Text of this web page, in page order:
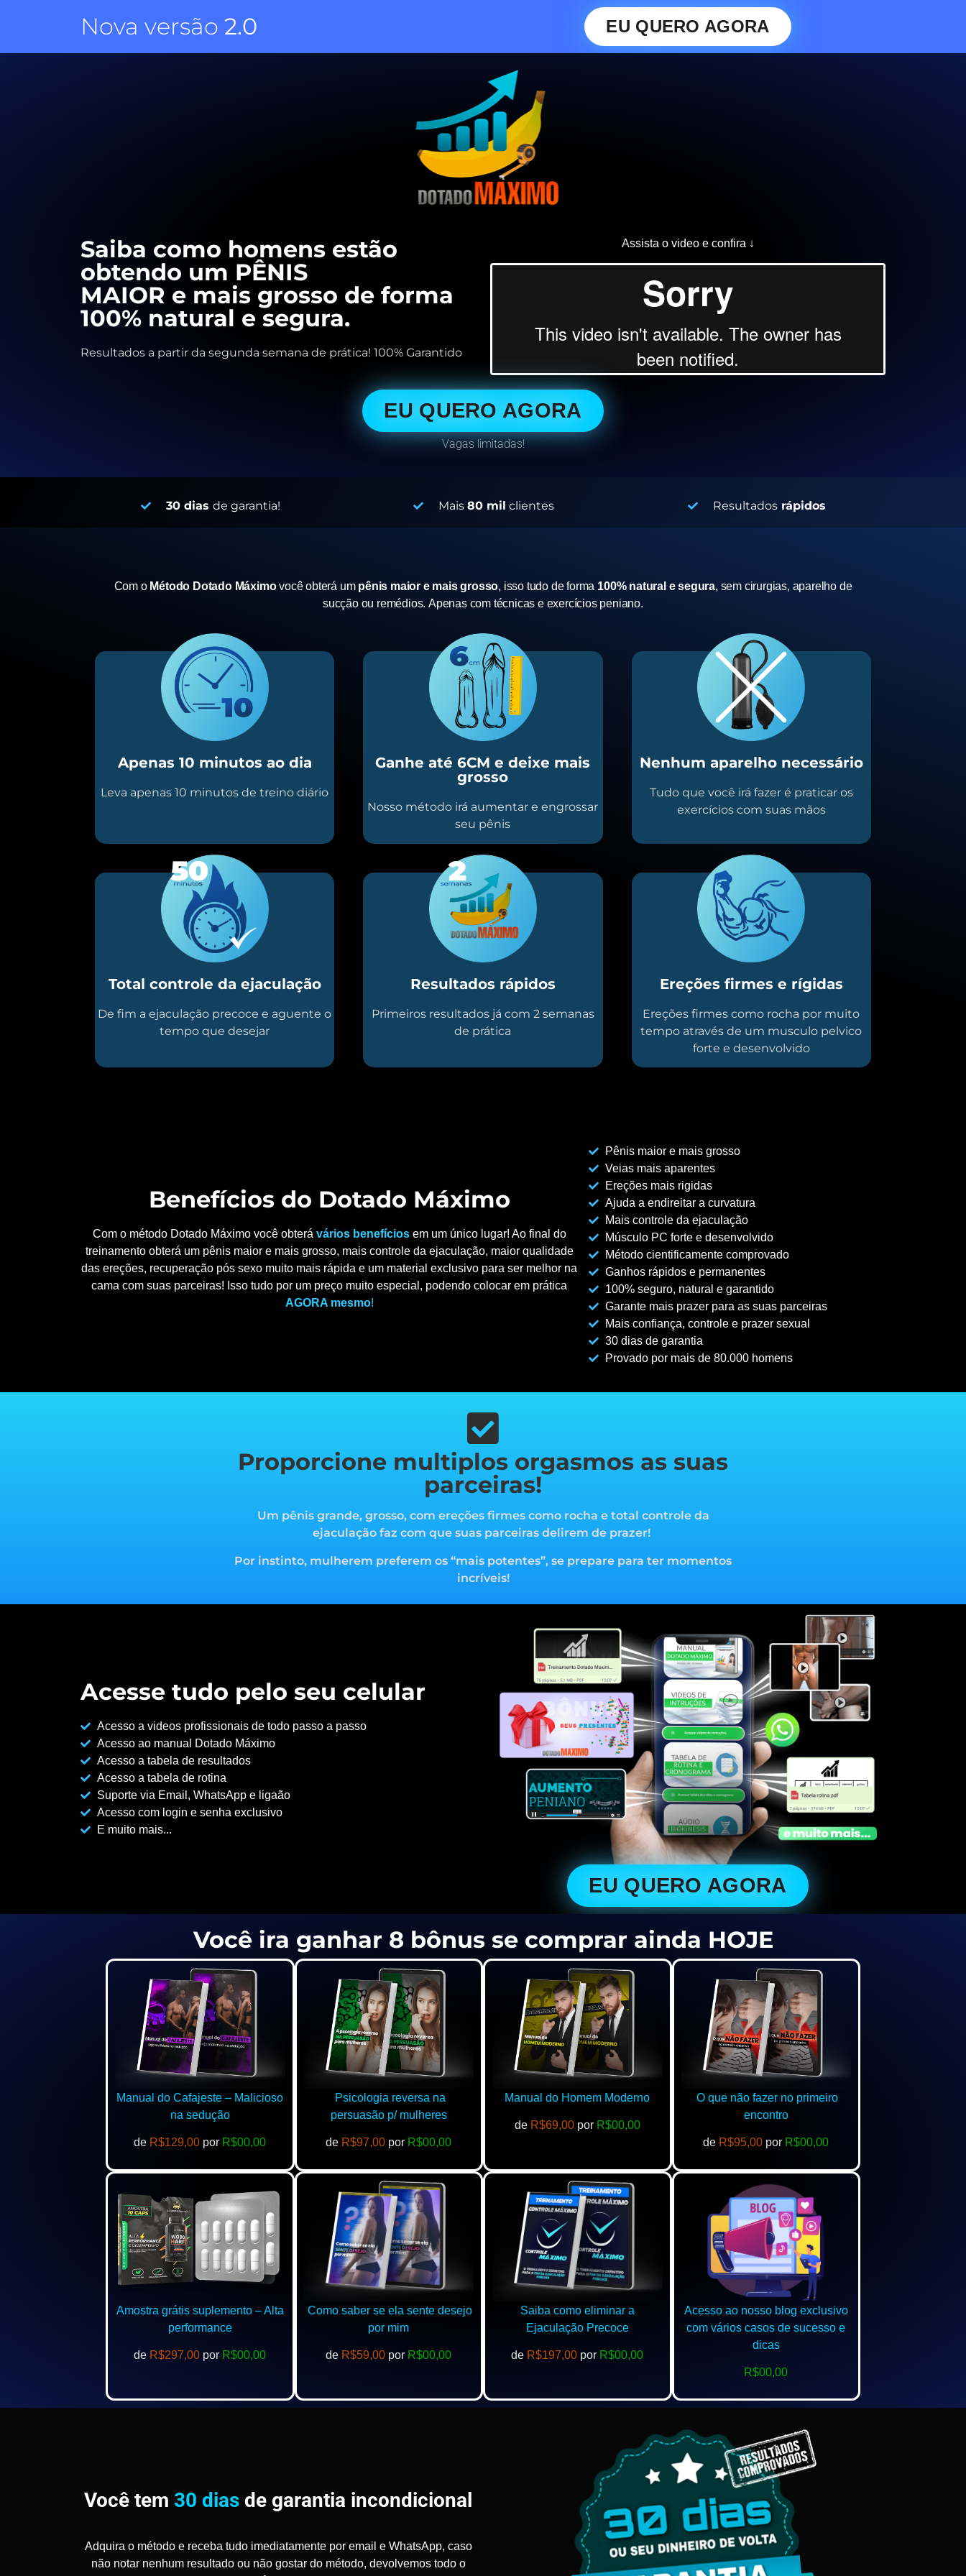
Nova versão 2.0 EU QUERO AGORA
Saiba como homens estão
obtendo um PÊNIS
MAIOR e mais grosso de forma
100% natural e segura.
Resultados a partir da segunda semana de prática! 100% Garantido
Assista o video e confira ↓
EU QUERO AGORA
Vagas limitadas!
30 dias de garantia! Mais 80 mil clientes Resultadosrápidos
Com o Método Dotado Máximovocê obterá um pênis maior e mais grosso, isso tudo de forma 100% natural e segura, sem cirurgias, aparelho de
sucção ou remédios.Apenas com técnicas e exercícios peniano.
Apenas 10 minutos ao dia
Leva apenas 10 minutos de treino diário
Ganhe até 6CM e deixe mais
grosso
Nosso método irá aumentar e engrossar
seu pênis
Nenhum aparelho necessário
Tudo que você irá fazer é praticar os
exercícios com suas mãos
Total controle da ejaculação
De fim a ejaculação precoce e aguente o
tempo que desejar
Resultados rápidos
Primeiros resultados já com 2 semanas
de prática
Ereções firmes e rígidas
Ereções firmes como rocha por muito
tempo através de um musculo pelvico
forte e desenvolvido
Benefícios do Dotado Máximo
Com o método Dotado Máximo você obterá vários benefíciosem um único lugar! Ao final do
treinamento obterá um pênis maior e mais grosso, mais controle da ejaculação, maior qualidade
das ereções, recuperação pós sexo muito mais rápida e um material exclusivo para ser melhor na
cama com suas parceiras! Isso tudo por um preço muito especial, podendo colocar em prática
AGORA mesmo!
Pênis maior e mais grosso
Veias mais aparentes
Ereções mais rigidas
Ajuda a endireitar a curvatura
Mais controle da ejaculação
Músculo PC forte e desenvolvido
Método cientificamente comprovado
Ganhos rápidos e permanentes
100% seguro, natural e garantido
Garante mais prazer para as suas parceiras
Mais confiança, controle e prazer sexual
30 dias de garantia
Provado por mais de 80.000 homens
Proporcione multiplos orgasmos as suas
parceiras!
Um pênis grande, grosso, com ereções firmes como rocha e total controle da
ejaculação faz com que suas parceiras delirem de prazer!
Por instinto, mulherem preferem os “mais potentes”, se prepare para ter momentos
incríveis!
Acesse tudo pelo seu celular
Acesso a videos profissionais de todo passo a passo
Acesso ao manual Dotado Máximo
Acesso a tabela de resultados
Acesso a tabela de rotina
Suporte via Email, WhatsApp e ligaão
Acesso com login e senha exclusivo
E muito mais...
EU QUERO AGORA
Você ira ganhar 8 bônus se comprar ainda HOJE
Manual do Cafajeste – Malicioso
na sedução
de R$129,00 por R$00,00
Psicologia reversa na
persuasão p/ mulheres
de R$97,00 por R$00,00
Manual do Homem Moderno
de R$69,00 por R$00,00
O que não fazer no primeiro
encontro
de R$95,00 por R$00,00
Amostra grátis suplemento – Alta
performance
de R$297,00 por R$00,00
Como saber se ela sente desejo
por mim
de R$59,00 por R$00,00
Saiba como eliminar a
Ejaculação Precoce
de R$197,00 por R$00,00
Acesso ao nosso blog exclusivo
com vários casos de sucesso e
dicas
R$00,00
Você tem 30 dias de garantia incondicional
Adquira o método e receba tudo imediatamente por email e WhatsApp, caso
não notar nenhum resultado ou não gostar do método, devolvemos todo o